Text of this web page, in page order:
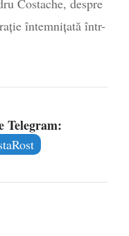
întemnițată într-
Telegram: